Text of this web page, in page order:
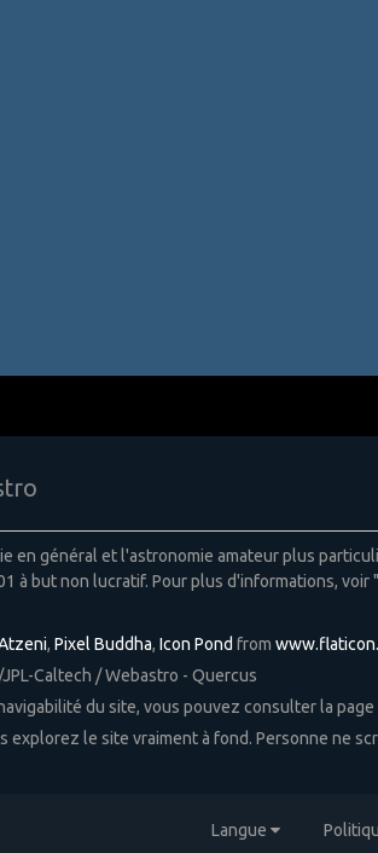
en général et l'astronomie amateur plus
à but non lucratif. Pour plus d'informations, voir
, Pixel Buddha, Icon Pond from
Caltech / Webastro - Quercus
du site, vous pouvez consulter la page
explorez le site vraiment à fond. Personne ne
Langue